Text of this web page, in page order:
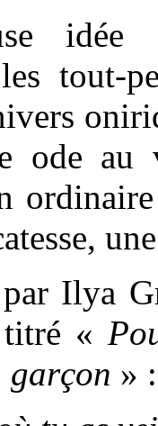
tout-
ode au
Ilya
titré «
garçon » :